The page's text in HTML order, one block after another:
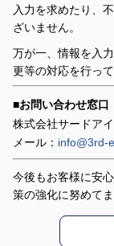
入力を求めたり、
ざいません。
万が一、情報を入
更等の対応を行って
■お問い合わせ窓口
株式会社サードア
メール： info@3rd-
今後もお客様に安
策の強化に努めてま